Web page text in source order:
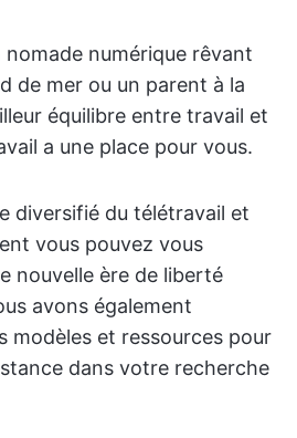
nomade numérique rêvant
de mer ou un parent à la
équilibre entre travail et
a une place pour vous.
diversifié du télétravail et
vous pouvez vous
nouvelle ère de liberté
avons également
modèles et ressources pour
dans votre recherche